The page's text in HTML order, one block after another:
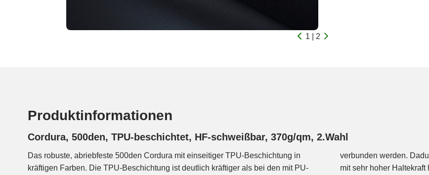
1 | 2
Produktinformationen
Cordura, 500den, TPU-beschichtet, HF-schweißbar, 370g/qm, 2.Wahl
Das robuste, abriebfeste 500den Cordura mit einseitiger TPU-Beschichtung in
kräftigen Farben. Die TPU-Beschichtung ist deutlich kräftiger als bei den mit PU-
verbunden werden. Dadurch lassen sich relativ leicht luft- und wasserdichte Nähte
mit sehr hoher Haltekraft herstellen. Cordura ist mit seiner leicht angerauten,